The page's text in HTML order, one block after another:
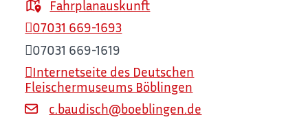
Fahrplanauskunft
Internetseite des Deutschen
Fleischermuseums Böblingen
c.baudisch@boeblingen.de
07031 669-1693
07031 669-1619